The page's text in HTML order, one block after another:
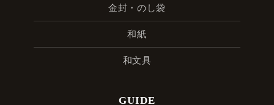
金封・のし袋
和紙
和文具
GUIDE